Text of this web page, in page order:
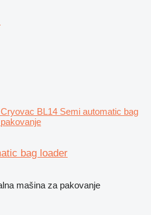
Cryovac BL14 Semi automatic bag
bag loader
mašina za pakovanje